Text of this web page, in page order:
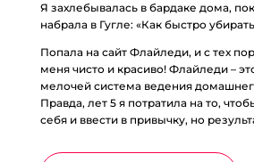
Я захлебывалась в бардаке дома,
набрала в Гугле: «Как быстро
Попала на сайт Флайледи, и с тех
меня чисто и красиво! Флайледи –
мелочей система ведения
Правда, лет 5 я потратила на то,
себя и ввести в привычку, но